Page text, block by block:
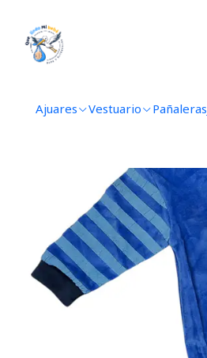
Ajuares Vestuario Pañaleras